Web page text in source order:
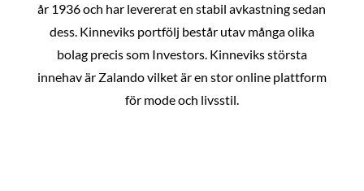
år 1936 och har levererat en stabil avkastning sedan
dess. Kinneviks portfölj består utav många olika
bolag precis som Investors. Kinneviks största
innehav är Zalando vilket är en stor online plattform
för mode och livsstil.